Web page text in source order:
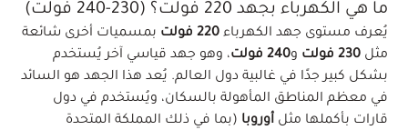
ما هي الكهرباء بجهد 220 فولت؟ (230-240 فولت)
يُعرف مستوى جهد الكهرباء 220 فولت
بمسميات أخرى شائعة
مثل 230 فولت و240 فولت
، وهو جهد قياسي آخر يُستخدم
بشكل كبير جدًا في غالبية دول العالم. يُعد هذا الجهد هو السائد
في معظم المناطق المأهولة بالسكان، ويُستخدم في دول
قارات بأكملها مثل أوروبا (بما في ذلك المملكة المتحدة